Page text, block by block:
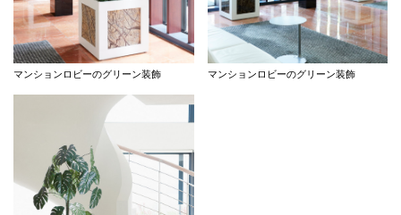
マンションロビーのグリーン装飾 マンションロビーのグリーン装飾